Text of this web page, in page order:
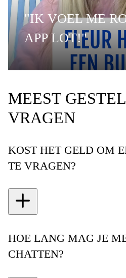
"IK VOEL ME
APP LOT!"
MEEST
VRAGEN
KOST HET GELD OM
TE VRAGEN?
HOE LANG MAG JE
CHATTEN?